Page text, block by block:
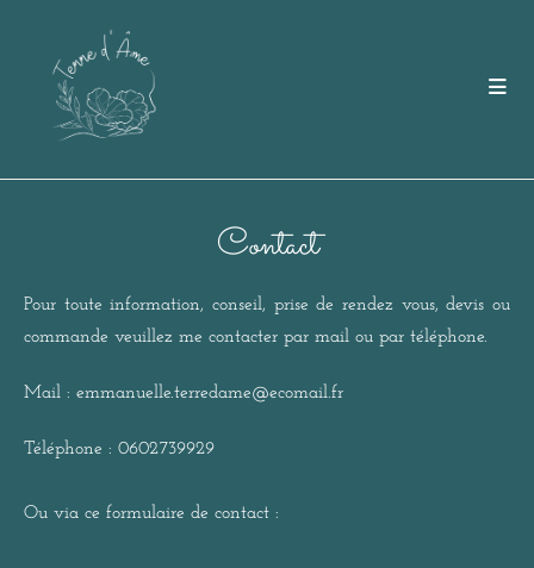
Contact
Pour toute information, conseil, prise de rendez vous, devis ou
commande veuillez me contacter par mail ou par téléphone.
Mail : emmanuelle.terredame@ecomail.fr
Téléphone : 0602739929
Ou via ce formulaire de contact :